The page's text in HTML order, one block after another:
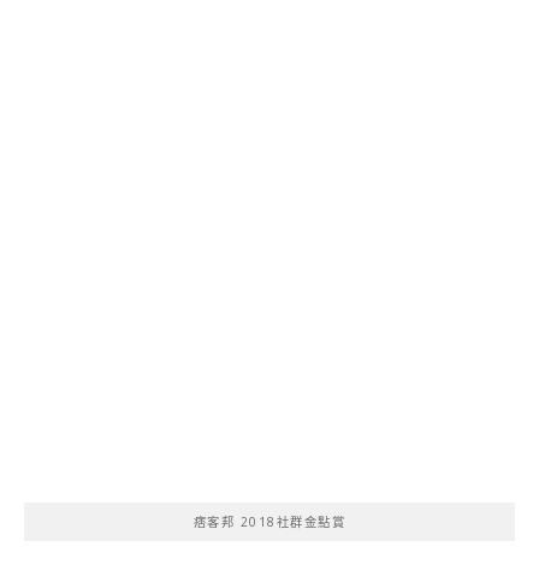
痞客邦 2018社群金點賞